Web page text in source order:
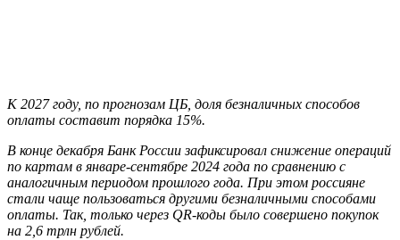
К 2027 году, по прогнозам ЦБ, доля безналичных способов
оплаты составит порядка 15%.
В конце декабря Банк России зафиксировал снижение операций
по картам в январе-сентябре 2024 года по сравнению с
аналогичным периодом прошлого года. При этом россияне
стали чаще пользоваться другими безналичными способами
оплаты. Так, только через QR-коды было совершено покупок
на 2,6 трлн рублей.